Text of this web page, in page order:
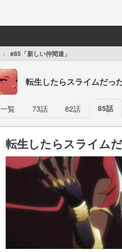
#85「新しい仲間達」
転生したらスライムだっ
一覧 73話 82話 85話
転生したらスライム